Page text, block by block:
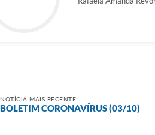
NOTÍCIA MAIS RECENTE
BOLETIM CORONAVÍRUS (03/10)